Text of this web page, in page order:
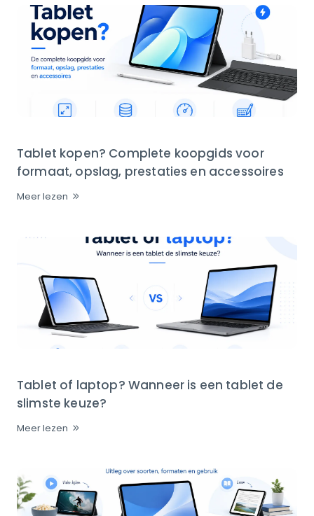
Tablet kopen? Complete koopgids voor
formaat, opslag, prestaties en accessoires
Meer lezen
Tablet of laptop? Wanneer is een tablet de
slimste keuze?
Meer lezen